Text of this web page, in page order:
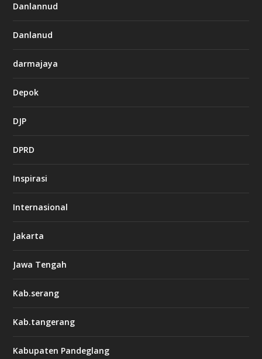
Danlannud
Danlanud
darmajaya
Depok
DJP
DPRD
Inspirasi
Internasional
Jakarta
Jawa Tengah
Kab.serang
Kab.tangerang
Kabupaten Pandeglang